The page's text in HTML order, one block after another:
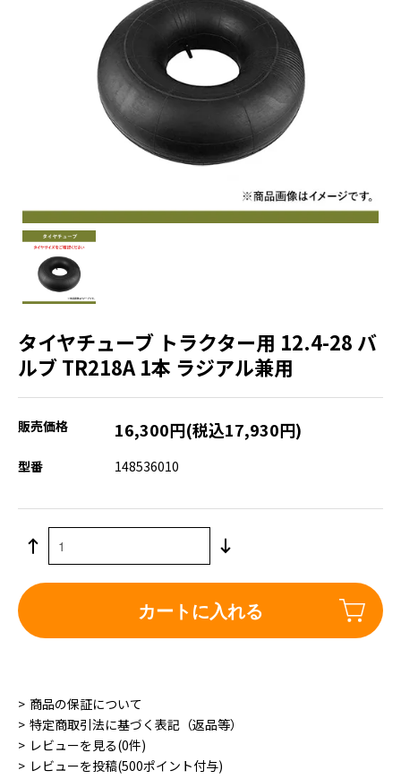
タイヤチューブ トラクター用 12.4-28 バ
ルブ TR218A 1本 ラジアル兼用
販売価格 16,300円(税込17,930円)
型番 148536010
カートに入れる
商品の保証について
特定商取引法に基づく表記（返品等）
レビューを見る(0件)
レビューを投稿(500ポイント付与)